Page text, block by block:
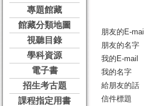
專題館藏
館藏分類地圖
視聽目錄
學科資源
電子書
招生考古題
課程指定用書
朋友的E-mail
朋友的名字
我的E-mail
我的名字
給朋友的話
信件標題